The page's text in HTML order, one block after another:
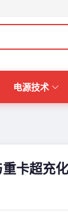
电源技术
卡超充化